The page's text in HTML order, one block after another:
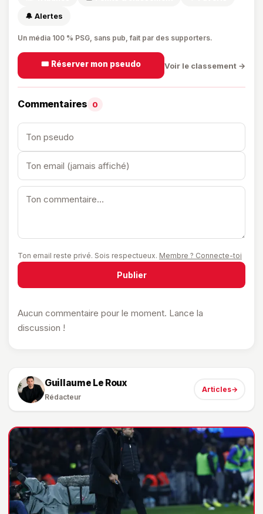
🔔 Alertes
Un média 100 % PSG, sans pub, fait par des supporters.
🎟️ Réserver mon pseudo Voir le classement →
Commentaires 0
Ton email reste privé. Sois respectueux. Membre ? Connecte-toi
Publier
Aucun commentaire pour le moment. Lance la
discussion !
Guillaume Le Roux
Rédacteur
Articles→